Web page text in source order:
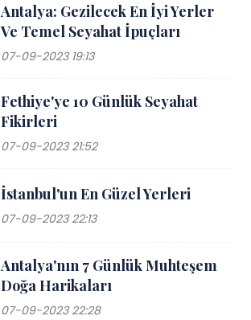
Antalya: Gezilecek En İyi Yerler
Ve Temel Seyahat İpuçları
07-09-2023 19:13
Fethiye'ye 10 Günlük Seyahat
Fikirleri
07-09-2023 21:52
İstanbul'un En Güzel Yerleri
07-09-2023 22:13
Antalya'nın 7 Günlük Muhteşem
Doğa Harikaları
07-09-2023 22:28